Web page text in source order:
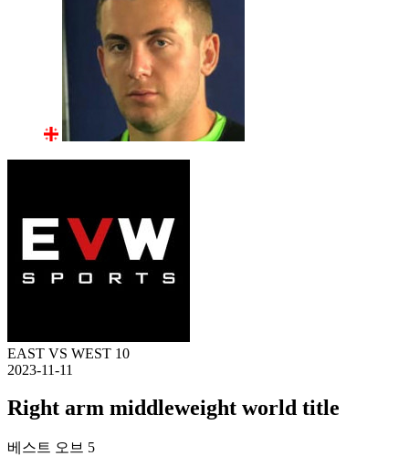
EAST VS WEST 10
2023-11-11
Right arm middleweight world title
베스트 오브 5